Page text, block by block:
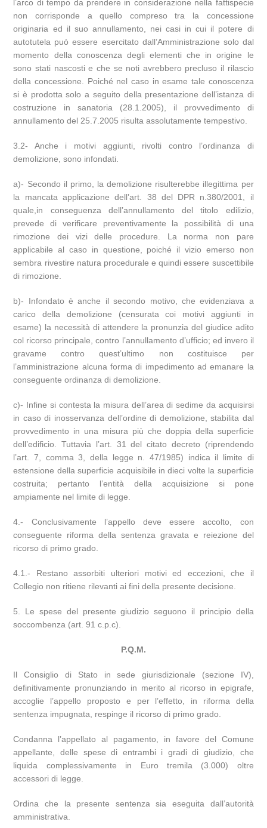
l’arco di tempo da prendere in considerazione nella fattispecie
non corrisponde a quello compreso tra la concessione
originaria ed il suo annullamento, nei casi in cui il potere di
autotutela può essere esercitato dall’Amministrazione solo dal
momento della conoscenza degli elementi che in origine le
sono stati nascosti e che se noti avrebbero precluso il rilascio
della concessione. Poiché nel caso in esame tale conoscenza
si è prodotta solo a seguito della presentazione dell’istanza di
costruzione in sanatoria (28.1.2005), il provvedimento di
annullamento del 25.7.2005 risulta assolutamente tempestivo.
3.2- Anche i motivi aggiunti, rivolti contro l’ordinanza di
demolizione, sono infondati.
a)- Secondo il primo, la demolizione risulterebbe illegittima per
la mancata applicazione dell’art. 38 del DPR n.380/2001, il
quale,in conseguenza dell’annullamento del titolo edilizio,
prevede di verificare preventivamente la possibilità di una
rimozione dei vizi delle procedure. La norma non pare
applicabile al caso in questione, poiché il vizio emerso non
sembra rivestire natura procedurale e quindi essere suscettibile
di rimozione.
b)- Infondato è anche il secondo motivo, che evidenziava a
carico della demolizione (censurata coi motivi aggiunti in
esame) la necessità di attendere la pronunzia del giudice adito
col ricorso principale, contro l’annullamento d’ufficio; ed invero il
gravame contro quest’ultimo non costituisce per
l’amministrazione alcuna forma di impedimento ad emanare la
conseguente ordinanza di demolizione.
c)- Infine si contesta la misura dell’area di sedime da acquisirsi
in caso di inosservanza dell’ordine di demolizione, stabilita dal
provvedimento in una misura più che doppia della superficie
dell’edificio. Tuttavia l’art. 31 del citato decreto (riprendendo
l’art. 7, comma 3, della legge n. 47/1985) indica il limite di
estensione della superficie acquisibile in dieci volte la superficie
costruita; pertanto l’entità della acquisizione si pone
ampiamente nel limite di legge.
4.- Conclusivamente l’appello deve essere accolto, con
conseguente riforma della sentenza gravata e reiezione del
ricorso di primo grado.
4.1.- Restano assorbiti ulteriori motivi ed eccezioni, che il
Collegio non ritiene rilevanti ai fini della presente decisione.
5. Le spese del presente giudizio seguono il principio della
soccombenza (art. 91 c.p.c).
P.Q.M.
Il Consiglio di Stato in sede giurisdizionale (sezione IV),
definitivamente pronunziando in merito al ricorso in epigrafe,
accoglie l’appello proposto e per l’effetto, in riforma della
sentenza impugnata, respinge il ricorso di primo grado.
Condanna l’appellato al pagamento, in favore del Comune
appellante, delle spese di entrambi i gradi di giudizio, che
liquida complessivamente in Euro tremila (3.000) oltre
accessori di legge.
Ordina che la presente sentenza sia eseguita dall’autorità
amministrativa.